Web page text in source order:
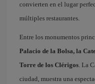
convierten en el lugar
múltiples restaurantes.
Entre los monumentos
Palacio de la Bolsa, la
Torre de los Clérigos. La
ciudad, muestra una